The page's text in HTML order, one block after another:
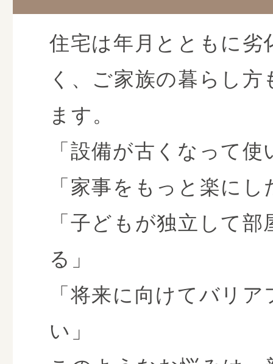
住宅は年月とともに劣
く、ご家族の暮らし
ます。
「設備が古くなって
「家事をもっと楽にし
「子どもが独立して
る」
「将来に向けてバリ
い」